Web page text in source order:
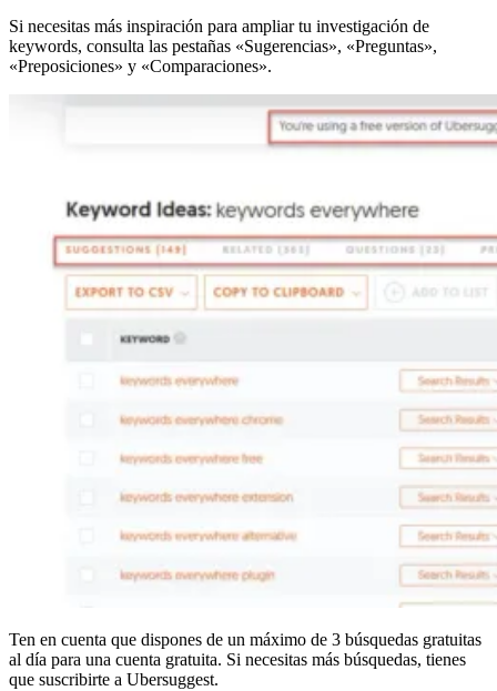
Si necesitas más inspiración para ampliar tu investigación de
keywords, consulta las pestañas «Sugerencias», «Preguntas»,
«Preposiciones» y «Comparaciones».
Ten en cuenta que dispones de un máximo de 3 búsquedas gratuitas
al día para una cuenta gratuita. Si necesitas más búsquedas, tienes
que suscribirte a Ubersuggest.